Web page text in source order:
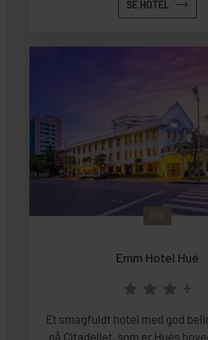
SE HOTEL
Emm Hotel Hué
+
Et smagfuldt hotel med god
på Citadellet, som er Hués